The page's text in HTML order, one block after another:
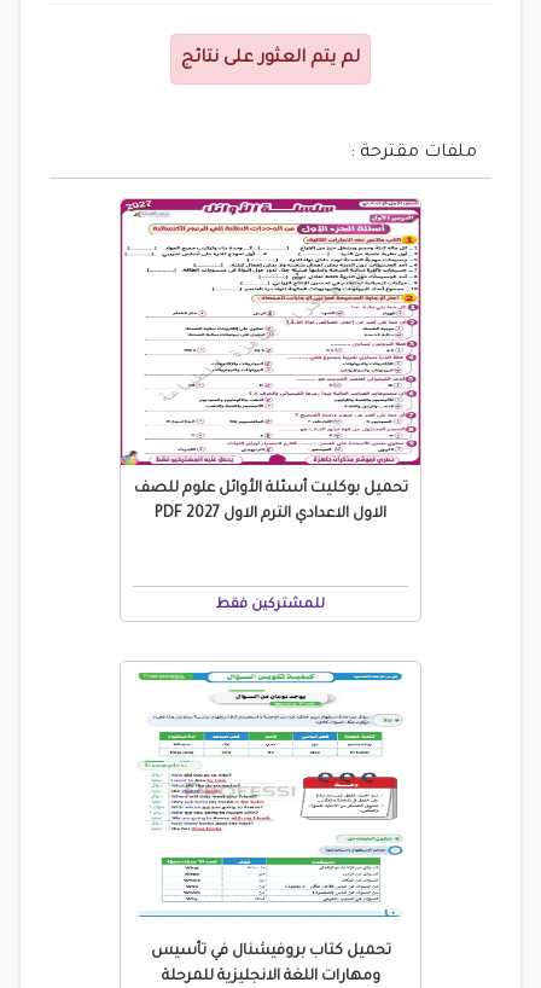
لم يتم العثور على نتائج
ملفات مقترحة :
تحميل بوكليت أسئلة الأوائل علوم للصف
الاول الاعدادي الترم الاول 2027 PDF
للمشتركين فقط
تحميل كتاب بروفيشنال في تأسيس
ومهارات اللغة الانجليزية للمرحلة